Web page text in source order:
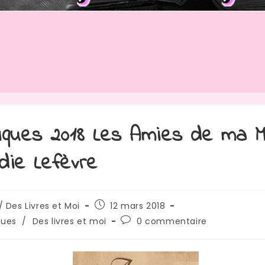
2018 Les Amies de ma
Lefèvre
Des Livres et Moi
Publication
publiée :
12 mars 2018
/ Des livres et moi
Commentaires
publication :
0 commentaire